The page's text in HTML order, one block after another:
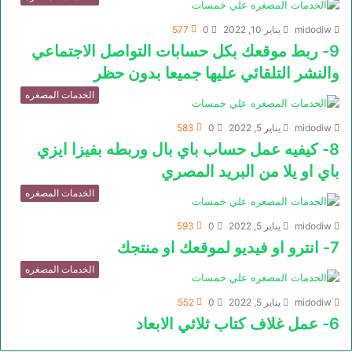
midodiw يناير 10, 2022 0
577
9- ربط موقعك بكل حسابات التواصل الاجتماعي
والنشر التلقائي عليها جميعا بدون حظر
الخدمات المصغره
midodiw يناير 5, 2022 0
583
8- كيفيه عمل حساب باي بال وربطه بفيزا ايزي
باي او يلا من البريد المصري
الخدمات المصغره
midodiw يناير 5, 2022 0
593
7- انترو او فيديو لموقعك او منتجك
الخدمات المصغره
midodiw يناير 5, 2022 0
552
6- عمل غلاف كتاب ثلاثي الابعاد